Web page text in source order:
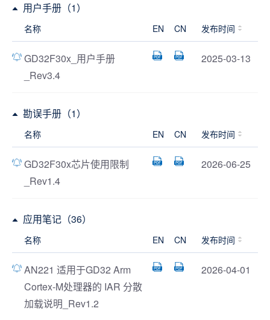
用户手册（1）
名称 EN CN 发布时间
GD32F30x_用户手册
_Rev3.4
2025-03-13
勘误手册（1）
名称 EN CN 发布时间
GD32F30x芯片使用限制
_Rev1.4
2026-06-25
应用笔记（36）
名称 EN CN 发布时间
AN221 适用于GD32 Arm
Cortex-M处理器的 IAR 分散
加载说明_Rev1.2
2026-04-01